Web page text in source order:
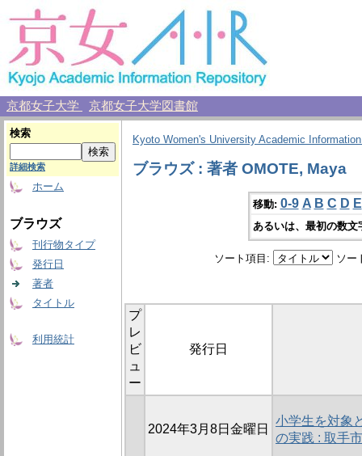
京都女子大学 京都女子大学図書館
検索
詳細検索
ホーム
ブラウズ
刊行物タイプ
発行日
著者
タイトル
利用統計
Kyoto Women's University Academic
ブラウズ : 著者 OMOTE, Maya
移動: 0-9 A B C D E
あるいは、最初の数
ソート項目: ソー
プ
レ
ビ
ュ
ー
発行日
2024年3月8日金曜日
小学生を対象
の実践 : 取手